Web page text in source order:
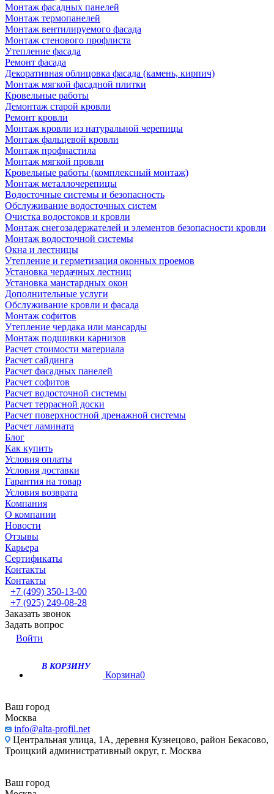
Монтаж фасадных панелей
Монтаж термопанелей
Монтаж вентилируемого фасада
Монтаж стенового профлиста
Утепление фасада
Ремонт фасада
Декоративная облицовка фасада (камень, кирпич)
Монтаж мягкой фасадной плитки
Кровельные работы
Демонтаж старой кровли
Ремонт кровли
Монтаж кровли из натуральной черепицы
Монтаж фальцевой кровли
Монтаж профнастила
Монтаж мягкой провли
Кровельные работы (комплексный монтаж)
Монтаж металлочерепицы
Водосточные системы и безопасность
Обслуживание водосточных систем
Очистка водостоков и кровли
Монтаж снегозадержателей и элементов безопасности кровли
Монтаж водосточной системы
Окна и лестницы
Утепление и герметизация оконных проемов
Установка чердачных лестниц
Установка манстардных окон
Дополнительные услуги
Обслуживание кровли и фасада
Монтаж софитов
Утепление чердака или мансарды
Монтаж подшивки карнизов
Расчет стоимости материала
Расчет сайдинга
Расчет фасадных панелей
Расчет софитов
Расчет водосточной системы
Расчет террасной доски
Расчет поверхностной дренажной системы
Расчет ламината
Блог
Как купить
Условия оплаты
Условия доставки
Гарантия на товар
Условия возврата
Компания
О компании
Новости
Отзывы
Карьера
Сертификаты
Контакты
Контакты
+7 (499) 350-13-00
+7 (925) 249-08-28
Заказать звонок
Задать вопрос
Войти
В КОРЗИНУ
Корзина0
Ваш город
Москва
info@alta-profil.net
Центральная улица, 1А, деревня Кузнецово, район Бекасово,
Троицкий административный округ, г. Москва
Ваш город